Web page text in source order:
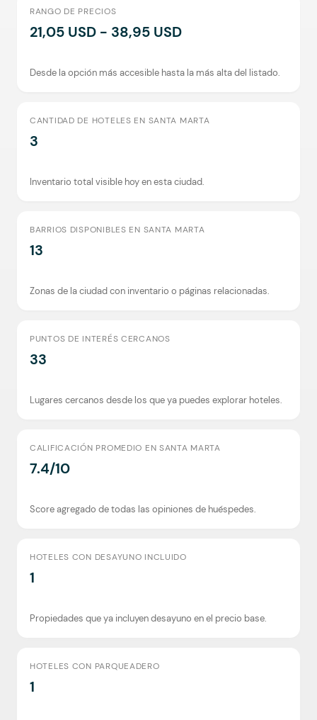
RANGO DE PRECIOS
21,05 USD - 38,95 USD
Desde la opción más accesible hasta la más alta del listado.
CANTIDAD DE HOTELES EN SANTA MARTA
3
Inventario total visible hoy en esta ciudad.
BARRIOS DISPONIBLES EN SANTA MARTA
13
Zonas de la ciudad con inventario o páginas relacionadas.
PUNTOS DE INTERÉS CERCANOS
33
Lugares cercanos desde los que ya puedes explorar hoteles.
CALIFICACIÓN PROMEDIO EN SANTA MARTA
7.4/10
Score agregado de todas las opiniones de huéspedes.
HOTELES CON DESAYUNO INCLUIDO
1
Propiedades que ya incluyen desayuno en el precio base.
HOTELES CON PARQUEADERO
1